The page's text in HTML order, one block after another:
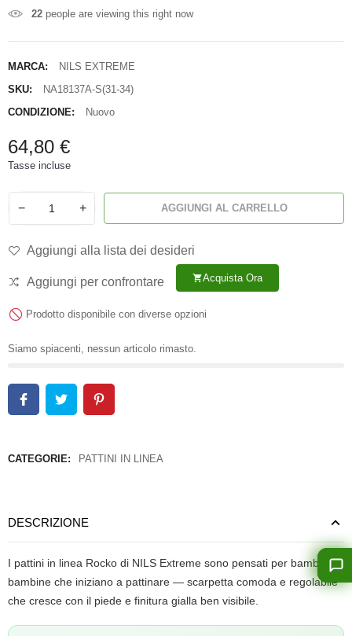
22 people are viewing this right now
MARCA:
NILS EXTREME
SKU:
NA18137A-S(31-34)
CONDIZIONE:
Nuovo
64,80 €
Tasse incluse
− + AGGIUNGI AL CARRELLO
Aggiungi alla lista dei desideri
Aggiungi per confrontare shopping_cartAcquista Ora
Prodotto disponibile con diverse opzioni
Siamo spiacenti, nessun articolo rimasto.
CATEGORIE: PATTINI IN LINEA
DESCRIZIONE
I pattini in linea Rocko di NILS Extreme sono pensati per bambini e
bambine che iniziano a pattinare — scarpetta comoda e regolabile
che cresce con il piede e finitura gialla ben visibile.